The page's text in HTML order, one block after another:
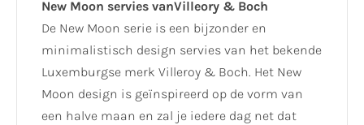
New Moon servies vanVilleory & Boch
De New Moon serie is een bijzonder en
minimalistisch design servies van het bekende
Luxemburgse merk Villeroy & Boch. Het New
Moon design is geïnspireerd op de vorm van
een halve maan en zal je iedere dag net dat